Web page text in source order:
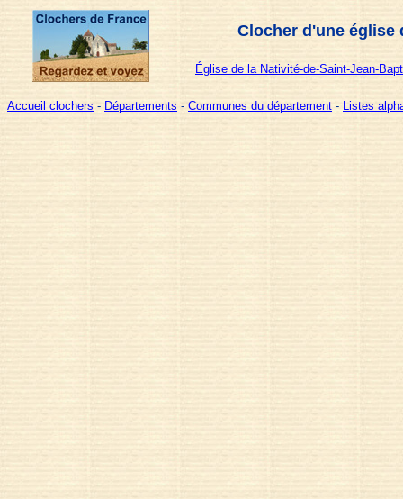
Clocher d'une église
Église de la Nativité-de-Saint-Jean-
Accueil clochers - Départements - Communes du département - Listes